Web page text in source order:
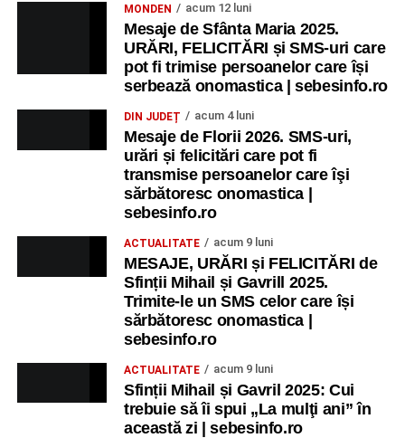
MONDEN acum 12 luni
Mesaje de Sfânta Maria 2025.
URĂRI, FELICITĂRI și SMS-uri care
pot fi trimise persoanelor care își
serbează onomastica | sebesinfo.ro
DIN JUDEȚ acum 4 luni
Mesaje de Florii 2026. SMS-uri,
urări și felicitări care pot fi
transmise persoanelor care îşi
sărbătoresc onomastica |
sebesinfo.ro
ACTUALITATE acum 9 luni
MESAJE, URĂRI și FELICITĂRI de
Sfinții Mihail și Gavrill 2025.
Trimite-le un SMS celor care își
sărbătoresc onomastica |
sebesinfo.ro
ACTUALITATE acum 9 luni
Sfinții Mihail și Gavril 2025: Cui
trebuie să îi spui „La mulţi ani” în
această zi | sebesinfo.ro